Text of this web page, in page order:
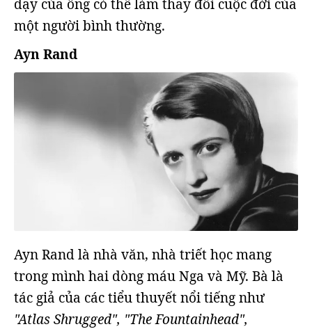
dạy của ông có thể làm thay đổi cuộc đời của
một người bình thường.
Ayn Rand
Ayn Rand là nhà văn, nhà triết học mang
trong mình hai dòng máu Nga và Mỹ. Bà là
tác giả của các tiểu thuyết nổi tiếng như
"Atlas Shrugged", "The Fountainhead",